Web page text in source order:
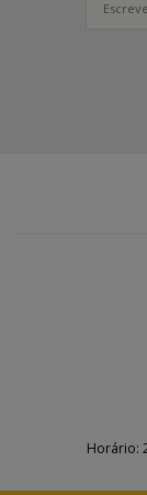
Horário: